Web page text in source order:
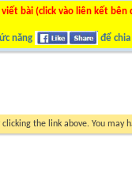
bài (click vào liên kết bên
năng để
clicking the link above. You may